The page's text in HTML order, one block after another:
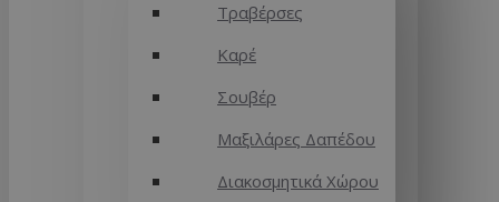
Τραβέρσες
Καρέ
Σουβέρ
Μαξιλάρες Δαπέδου
Διακοσμητικά Χώρου